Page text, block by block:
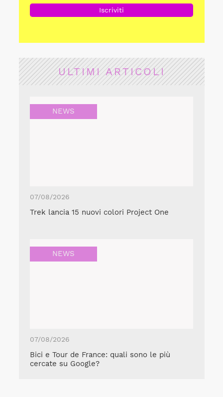
ULTIMI ARTICOLI
NEWS
07/08/2026
Trek lancia 15 nuovi colori Project One
NEWS
07/08/2026
Bici e Tour de France: quali sono le più
cercate su Google?